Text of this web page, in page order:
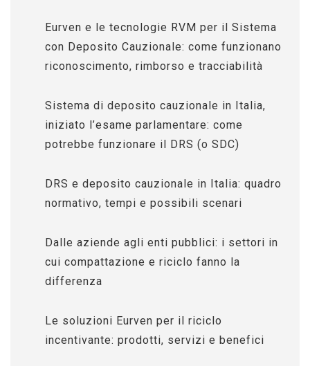
Eurven e le tecnologie RVM per il Sistema
con Deposito Cauzionale: come funzionano
riconoscimento, rimborso e tracciabilità
Sistema di deposito cauzionale in Italia,
iniziato l’esame parlamentare: come
potrebbe funzionare il DRS (o SDC)
DRS e deposito cauzionale in Italia: quadro
normativo, tempi e possibili scenari
Dalle aziende agli enti pubblici: i settori in
cui compattazione e riciclo fanno la
differenza
Le soluzioni Eurven per il riciclo
incentivante: prodotti, servizi e benefici